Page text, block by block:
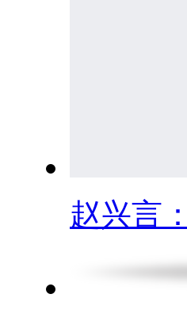
赵兴言